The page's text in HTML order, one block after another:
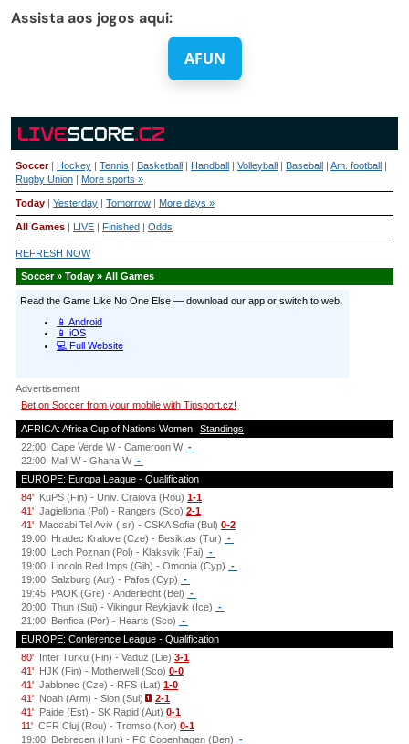
Assista aos jogos aqui:
AFUN